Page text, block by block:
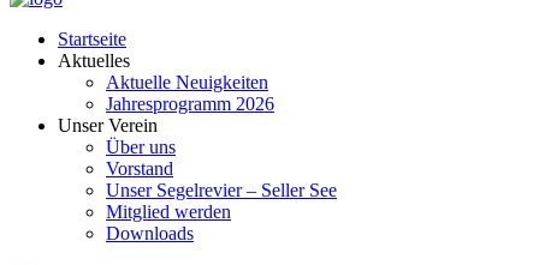
Startseite
Aktuelles
Aktuelle Neuigkeiten
Jahresprogramm 2026
Unser Verein
Über uns
Vorstand
Unser Segelrevier – Seller See
Mitglied werden
Downloads